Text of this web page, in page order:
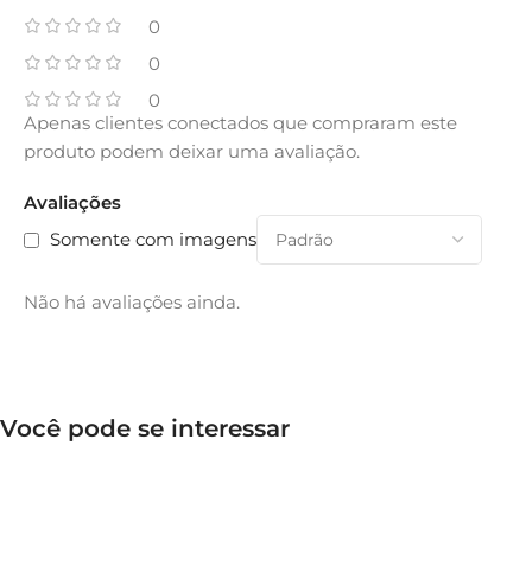
0
0
0
Avaliações
Somente com imagens
Não há avaliações ainda.
Apenas clientes conectados que compraram este
produto podem deixar uma avaliação.
Você pode se interessar